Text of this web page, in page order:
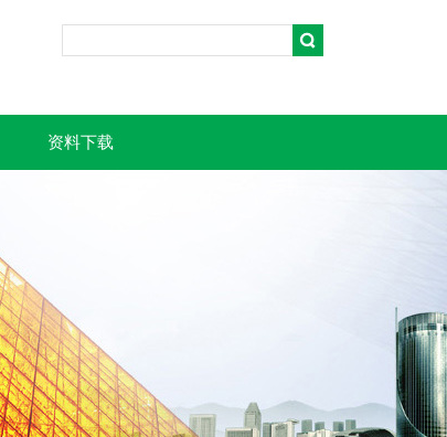
资料下载